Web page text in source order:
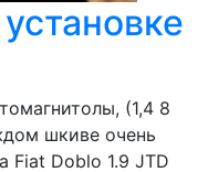
(1,4 8
шкиве очень
Fiat Doblo 1.9 JTD